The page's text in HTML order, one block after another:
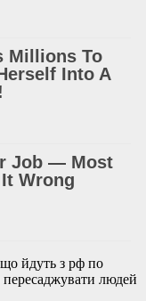
йдуть з рф по
пересаджувати людей